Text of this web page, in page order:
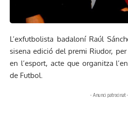
L’exfutbolista badaloní Raúl
sisena edició del premi Riudor,
en l’esport, acte que organitza
de Futbol.
- Anunci patrocinat -